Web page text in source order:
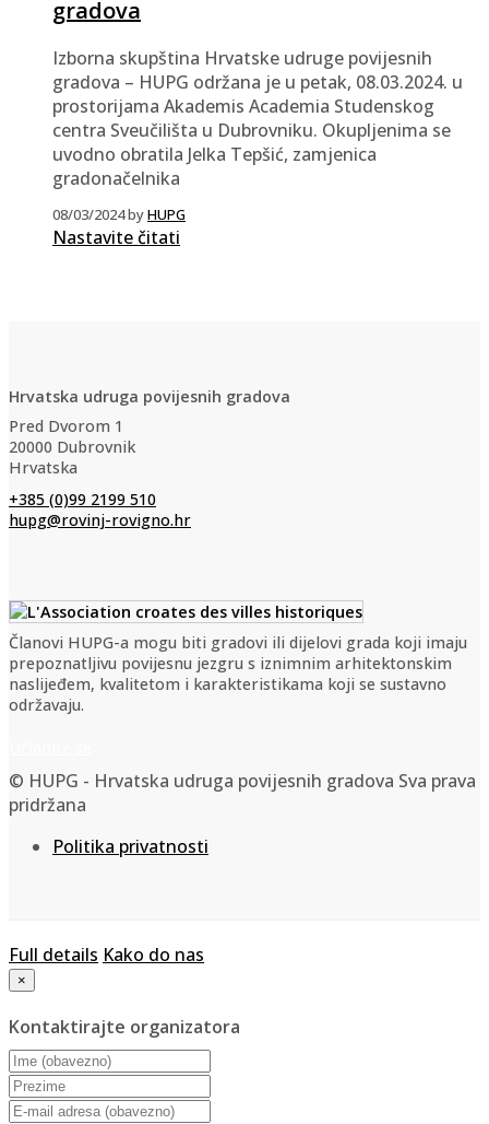
gradova
Izborna skupština Hrvatske udruge povijesnih
gradova – HUPG održana je u petak, 08.03.2024. u
prostorijama Akademis Academia Studenskog
centra Sveučilišta u Dubrovniku. Okupljenima se
uvodno obratila Jelka Tepšić, zamjenica
gradonačelnika
08/03/2024byHUPG
Nastavite čitati
Hrvatska udruga povijesnih gradova
Pred Dvorom 1
20000 Dubrovnik
Hrvatska
+385 (0)99 2199 510
hupg@rovinj-rovigno.hr
Članovi HUPG-a mogu biti gradovi ili dijelovi grada koji imaju
prepoznatljivu povijesnu jezgru s iznimnim arhitektonskim
naslijeđem, kvalitetom i karakteristikama koji se sustavno
održavaju.
© HUPG - Hrvatska udruga povijesnih gradova Sva prava
pridržana
Politika privatnosti
Full details Kako do nas
×
Kontaktirajte organizatora